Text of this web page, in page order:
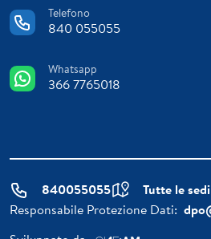
Telefono
840 055055
Whatsapp
366 7765018
840055055 Tutte le sedi
Responsabile Protezione Dati: